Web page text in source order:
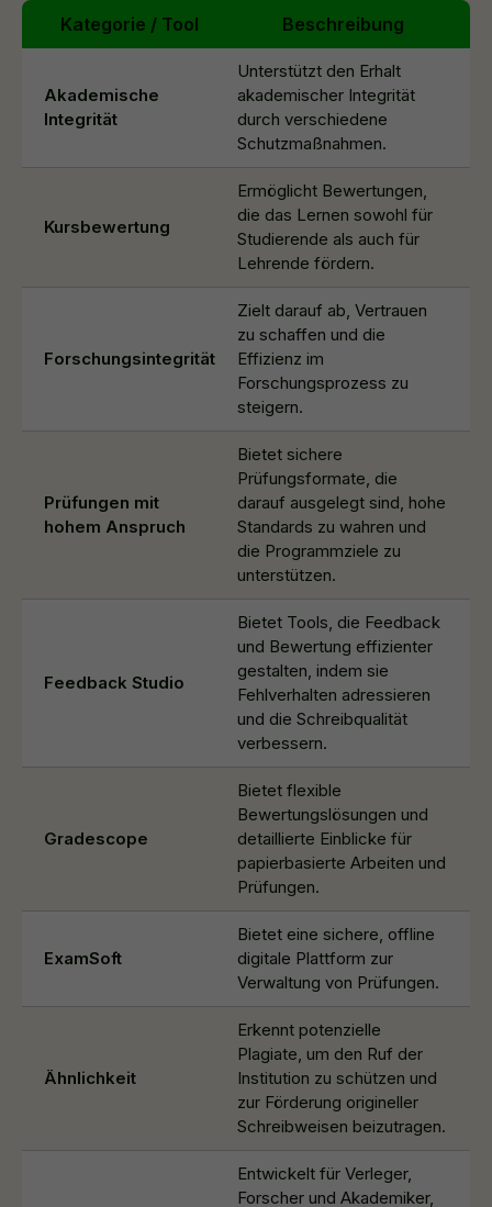
Kategorie / Tool Beschreibung
Akademische
Integrität
Unterstützt den Erhalt
akademischer Integrität
durch verschiedene
Schutzmaßnahmen.
Kursbewertung
Ermöglicht Bewertungen,
die das Lernen sowohl für
Studierende als auch für
Lehrende fördern.
Forschungsintegrität
Zielt darauf ab, Vertrauen
zu schaffen und die
Effizienz im
Forschungsprozess zu
steigern.
Prüfungen mit
hohem Anspruch
Bietet sichere
Prüfungsformate, die
darauf ausgelegt sind, hohe
Standards zu wahren und
die Programmziele zu
unterstützen.
Feedback Studio
Bietet Tools, die Feedback
und Bewertung effizienter
gestalten, indem sie
Fehlverhalten adressieren
und die Schreibqualität
verbessern.
Gradescope
Bietet flexible
Bewertungslösungen und
detaillierte Einblicke für
papierbasierte Arbeiten und
Prüfungen.
ExamSoft
Bietet eine sichere, offline
digitale Plattform zur
Verwaltung von Prüfungen.
Ähnlichkeit
Erkennt potenzielle
Plagiate, um den Ruf der
Institution zu schützen und
zur Förderung origineller
Schreibweisen beizutragen.
Entwickelt für Verleger,
Forscher und Akademiker,